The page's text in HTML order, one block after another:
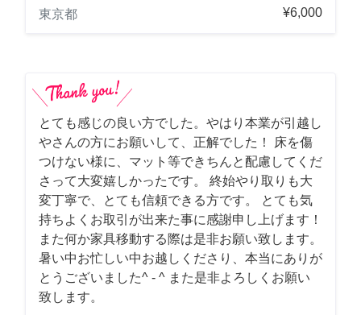
東京都
¥6,000
とても感じの良い方でした。やはり本業が引越し
やさんの方にお願いして、正解でした！ 床を傷
つけない様に、マット等できちんと配慮してくだ
さって大変嬉しかったです。 終始やり取りも大
変丁寧で、とても信頼できる方です。 とても気
持ちよくお取引が出来た事に感謝申し上げます！
また何か家具移動する際は是非お願い致します。
暑い中お忙しい中お越しくださり、本当にありが
とうございました^ - ^ また是非よろしくお願い
致します。